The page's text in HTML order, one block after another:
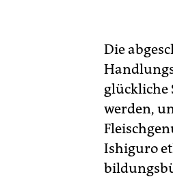
Die
glückliche
werden,
Ishiguro